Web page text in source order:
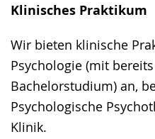
Klinisches Praktikum
Wir bieten klinische
Psychologie (mit
Bachelorstudium) an,
Psychologische
Klinik.
wechseln.
Deutscher
Gebärdensprache
wird
angezeigt.